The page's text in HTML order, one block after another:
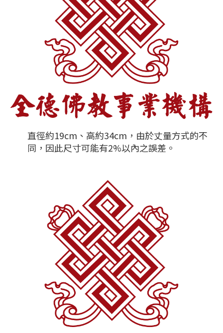
直徑約19cm、高約34cm，由於丈量方式的不
同，因此尺寸可能有2%以內之誤差。